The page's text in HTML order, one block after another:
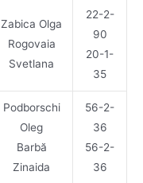
Zabica Olga
Rogovaia
Svetlana
22-2-
90
20-1-
35
Podborschi
Oleg
Barbă
Zinaida
56-2-
36
56-2-
36